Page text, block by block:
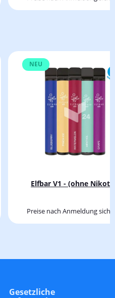
NEU
Elfbar V1 - (ohne
Preise nach Anmeldung
Gesetzliche